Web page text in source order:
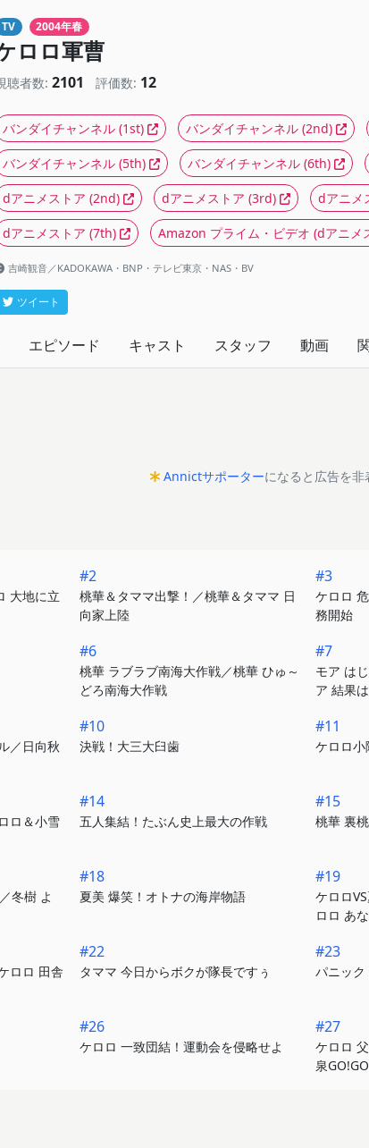
TV 2004年春
ロロ軍曹
聴者数: 2101 評価数: 12
バンダイチャンネル (1st) バンダイチャンネル (2nd)
バンダイチャンネル (5th) バンダイチャンネル (6th)
dアニメストア (2nd) dアニメストア (3rd) dアニメ
dアニメストア (7th) Amazon プライム・ビデオ (dアニメ
吉崎観音／KADOKAWA・BNP・テレビ東京・NAS・BV
ツイート
エピソード キャスト スタッフ 動画
Annictサポーターになると広告を非
大地に立
#2
桃華＆タママ出撃！／桃華＆タママ 日
向家上陸
#3
ケロロ
務開始
#6
桃華 ラブラブ南海大作戦／桃華 ひゅ～
どろ南海大作戦
#7
モア は
ア 結果
／日向秋
#10
決戦！大三大臼歯
#11
ケロロ小
ロ＆小雪
#14
五人集結！たぶん史上最大の作戦
#15
桃華 裏
冬樹 よ
#18
夏美 爆笑！オトナの海岸物語
#19
ケロロ
ロロ あ
ロロ 田舎
#22
タママ 今日からボクが隊長ですぅ
#23
パニック
#26
ケロロ 一致団結！運動会を侵略せよ
#27
ケロロ
泉